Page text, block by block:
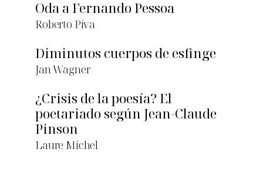
Oda a Fernando Pessoa
Roberto Piva
Diminutos cuerpos de esfinge
Jan Wagner
¿Crisis de la poesía? El
poetariado según Jean-Claude
Pinson
Laure Michel